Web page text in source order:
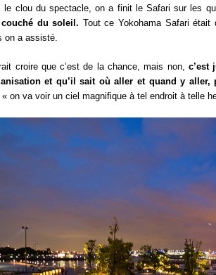
le clou du spectacle, on a finit le Safari sur les
du soleil. Tout ce Yokohama Safari était
on a assisté.
croire que c’est de la chance, mais non, c’est
et qu’il sait où aller et quand y aller,
« on va voir un ciel magnifique à tel endroit à telle